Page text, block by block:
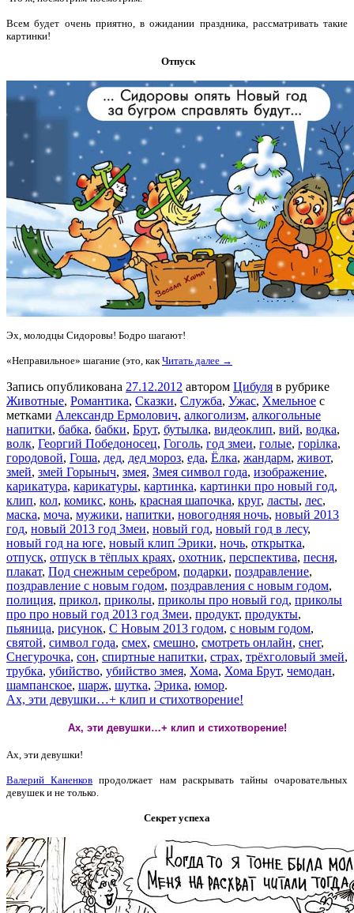
Всем будет очень приятно, в ожидании праздника, рассматривать такие
картинки!
Отпуск
Эх, молодцы Сидоровы! Бодро шагают!
«Неправильное» шагание (это, какЧитать далее →
Запись опубликована 27.12.2012 автором Цибуля в рубрике
Животные, Романтика, Сказки, Служба, Ужас, Хмельное с
метками Александр Ермолович, алкоголизм, алкогольные
напитки, бабка, бабки, Брут, бутылка, видеоклип, вий, водка,
волк, Георгий Победоносец, Гоголь, год змеи, голые, горілка,
городовой, Гоша, дед, дед мороз, еда, Ёлка, жандарм, живот,
змей, змей Горыныч, змея, Змея символ года, изображение,
карикатура, карикатуры, картинка, картинки про новый год,
клип, кол, комикс, конь, красная шапочка, круг, ласты, лес,
маска, моча, мужики, напитки, новогодняя ночь, новый 2013
год, новый 2013 год Змеи, новый год, новый год в лесу,
новый год на юге, новый клип Эрики, ночь, открытка,
отпуск, отпуск в тёплых краях, охотник, перспектива, песня,
плакат, Под снежным серебром, подарки, поздравление,
поздравление с новым годом, поздравления с новым годом,
полиция, прикол, приколы, приколы про новый год, приколы
про про новый год 2013 год Змеи, продукт, продукты,
пьяница, рисунок, С Новым 2013 годом, с новым годом,
святой, символ года, смех, смешно, смотреть онлайн, снег,
Снегурочка, сон, спиртные напитки, страх, трёхголовый змей,
трубка, убийство, убийство змея, Хома, Хома Брут, чемодан,
шампанское, шарж, шутка, Эрика, юмор.
Ах, эти девушки…+ клип и стихотворение!
Ах, эти девушки…+ клип и стихотворение!
Ах, эти девушки!
Валерий Каненков продолжает нам раскрывать тайны очаровательных
девушек и не только.
Секрет успеха